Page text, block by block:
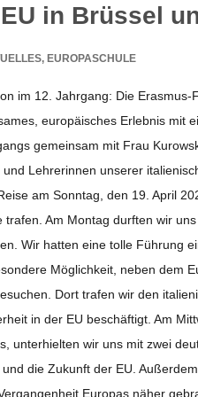
in Brüs­sel
, EUROPASCHULE
im 12. Jahr­gang: Die
euro­päi­sches Erleb­nis mit
gemein­sam mit Frau
Leh­re­rin­nen unse­rer
am Sonn­tag, den 19. April
tra­fen. Am Mon­tag durf­ten wir
Wir hat­ten eine tolle Füh­rung
Mög­lich­keit, neben dem
Dort tra­fen wir den
in der EU beschäf­tigt. Am
unter­hiel­ten wir uns mit zwei
die Zukunft der EU.
Euro­pas näher